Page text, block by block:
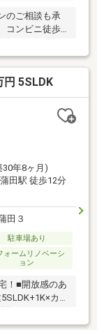
のご相談も承
コンビニ徒歩4
タンまたはフ
ボタン(無
相談もお気軽
ンシェルのHP
円 5SLDK
30年8ヶ月)
田駅 徒歩12分
田３
駐車場あり
ォームリノベーシ
ョン
！■開放感のあ
カー
り263.7万
キリ。■令和3